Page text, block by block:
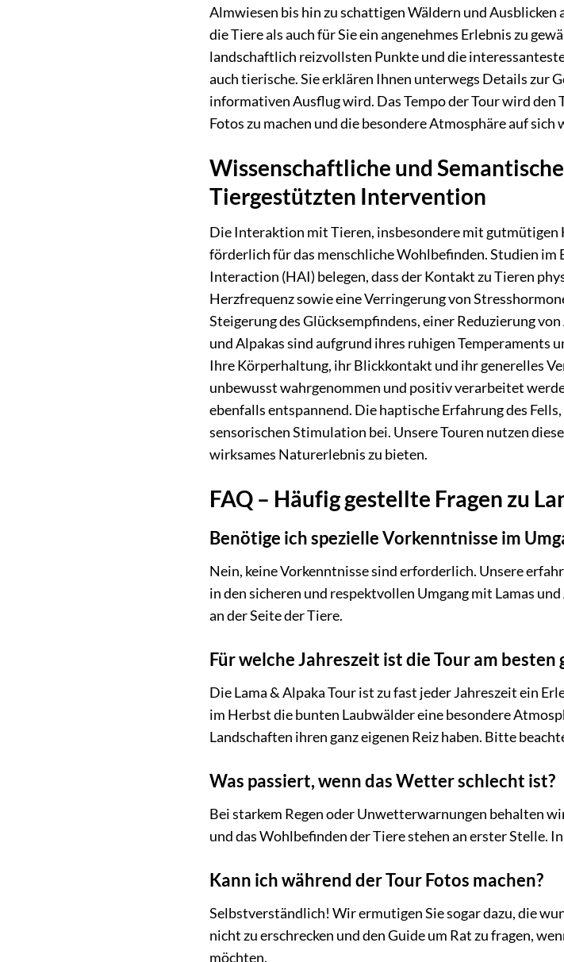
Almwiesen bis hin zu schattigen Wäldern und
die Tiere als auch für Sie ein angenehmes Erlebnis zu
landschaftlich reizvollsten Punkte und die
auch tierische. Sie erklären Ihnen unterwegs Details zur
informativen Ausflug wird. Das Tempo der Tour wird den
Fotos zu machen und die besondere Atmosphäre auf sich
Wissenschaftliche und
Tiergestützten Intervention
Die Interaktion mit Tieren, insbesondere mit gutmütigen
förderlich für das menschliche Wohlbefinden. Studien
Interaction (HAI) belegen, dass der Kontakt zu Tieren
Herzfrequenz sowie eine Verringerung von
Steigerung des Glücksempfindens, einer Reduzierung
und Alpakas sind aufgrund ihres ruhigen Temperaments
Ihre Körperhaltung, ihr Blickkontakt und ihr generelles
unbewusst wahrgenommen und positiv verarbeitet
ebenfalls entspannend. Die haptische Erfahrung des
sensorischen Stimulation bei. Unsere Touren nutzen
wirksames Naturerlebnis zu bieten.
FAQ – Häufig gestellte Fragen zu
Benötige ich spezielle Vorkenntnisse im
Nein, keine Vorkenntnisse sind erforderlich. Unsere
in den sicheren und respektvollen Umgang mit Lamas
an der Seite der Tiere.
Für welche Jahreszeit ist die Tour am besten
Die Lama & Alpaka Tour ist zu fast jeder Jahreszeit ein
im Herbst die bunten Laubwälder eine besondere
Landschaften ihren ganz eigenen Reiz haben. Bitte
Was passiert, wenn das Wetter schlecht ist?
Bei starkem Regen oder Unwetterwarnungen behalten
und das Wohlbefinden der Tiere stehen an erster Stelle.
Kann ich während der Tour Fotos machen?
Selbstverständlich! Wir ermutigen Sie sogar dazu, die
nicht zu erschrecken und den Guide um Rat zu fragen,
möchten.